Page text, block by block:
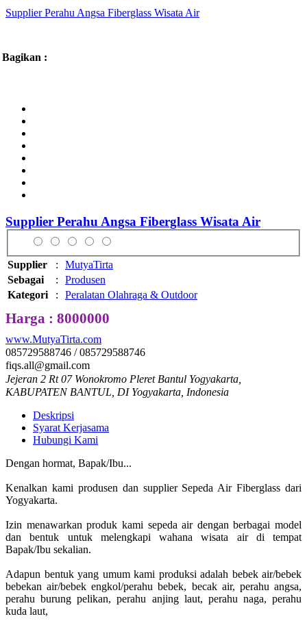
Supplier Perahu Angsa Fiberglass Wisata Air
Bagikan :
Supplier Perahu Angsa Fiberglass Wisata Air
Supplier :
MutyaTirta
Sebagai
:
Produsen
Kategori
: Peralatan Olahraga & Outdoor
Harga : 8000000
www.MutyaTirta.com
085729588746 / 085729588746
fiqs.all@gmail.com
Jejeran 2 Rt 07 Wonokromo Pleret Bantul Yogyakarta,
KABUPATEN BANTUL, DI Yogyakarta, Indonesia
Deskripsi
Syarat Kerjasama
Hubungi Kami
Dengan hormat, Bapak/Ibu...
Kenalkan kami produsen dan supplier Sepeda Air Fiberglass dari
Yogyakarta.
Izin menawarkan produk kami sepeda air dengan berbagai model
dan bentuk untuk melengkapi wahana wisata air di tempat
Bapak/Ibu sekalian.
Adapun bentuk yang umum kami produksi adalah bebek air/bebek
bebekan air/bebek engkol/perahu bebek, becak air, perahu angsa,
perahu burung pelikan, perahu anjing laut, perahu naga, perahu
kuda laut,